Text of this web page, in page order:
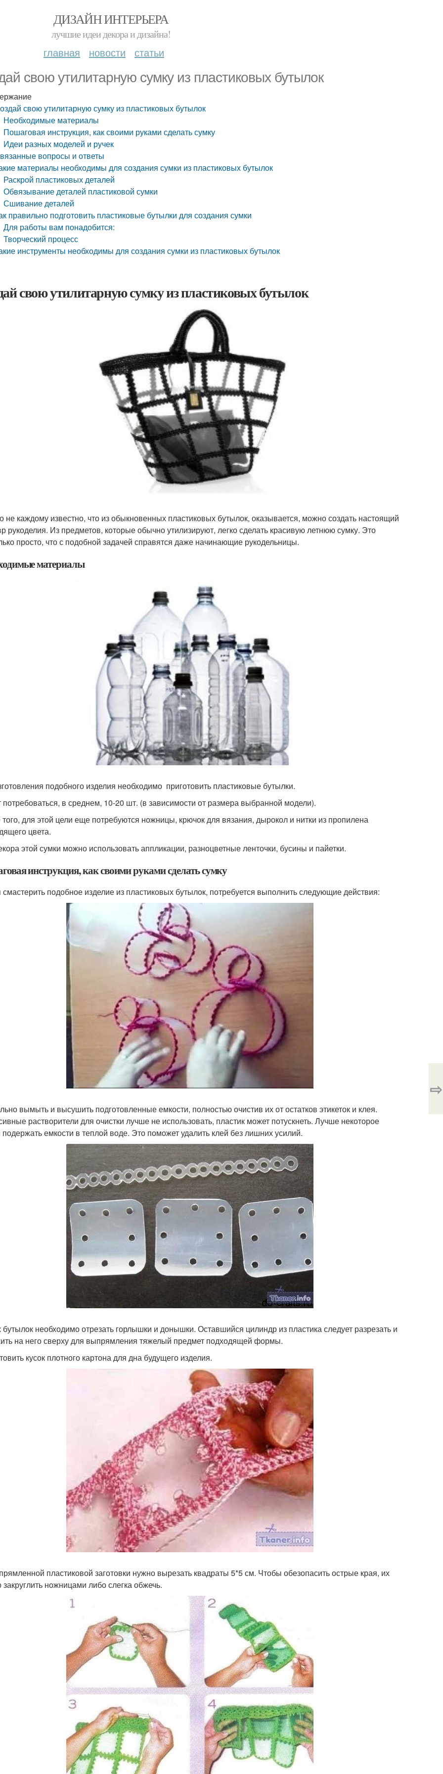
ДИЗАЙН ИНТЕРЬЕРА
лучшие идеи декора и дизайна!
главная новости статьи
свою утилитарную сумку из пластиковых бутылок
свою утилитарную сумку из пластиковых бутылок
Необходимые материалы
Пошаговая инструкция, как своими руками сделать сумку
Идеи разных моделей и ручек
вопросы и ответы
материалы необходимы для создания сумки из пластиковых бутылок
Раскрой пластиковых деталей
Обвязывание деталей пластиковой сумки
Сшивание деталей
правильно подготовить пластиковые бутылки для создания сумки
Для работы вам понадобится:
Творческий процесс
инструменты необходимы для создания сумки из пластиковых бутылок
свою утилитарную сумку из пластиковых бутылок
не каждому известно, что из обыкновенных пластиковых бутылок, оказывается, можно создать настоящий
рукоделия. Из предметов, которые обычно утилизируют, легко сделать красивую летнюю сумку. Это
просто, что с подобной задачей справятся даже начинающие рукодельницы.
материалы
подобного изделия необходимо приготовить пластиковые бутылки.
в среднем, 10-20 шт. (в зависимости от размера выбранной модели).
для этой цели еще потребуются ножницы, крючок для вязания, дырокол и нитки из пропилена
цвета.
этой сумки можно использовать аппликации, разноцветные ленточки, бусины и пайетки.
инструкция, как своими руками сделать сумку
подобное изделие из пластиковых бутылок, потребуется выполнить следующие действия:
вымыть и высушить подготовленные емкости, полностью очистив их от остатков этикеток и клея.
растворители для очистки лучше не использовать, пластик может потускнеть. Лучше некоторое
емкости в теплой воде. Это поможет удалить клей без лишних усилий.
бутылок необходимо отрезать горлышки и донышки. Оставшийся цилиндр из пластика следует разрезать и
на него сверху для выпрямления тяжелый предмет подходящей формы.
кусок плотного картона для дна будущего изделия.
пластиковой заготовки нужно вырезать квадраты 5*5 см. Чтобы обезопасить острые края, их
ножницами либо слегка обжечь.
⇨